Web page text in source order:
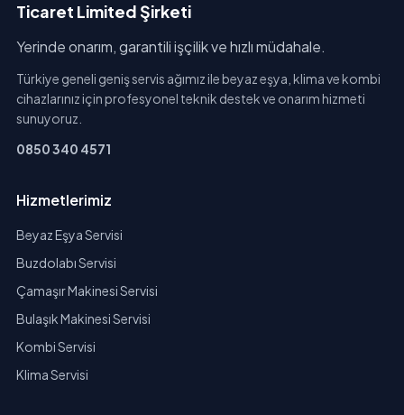
Ticaret Limited Şirketi
Yerinde onarım, garantili işçilik ve hızlı müdahale.
Türkiye geneli geniş servis ağımız ile beyaz eşya, klima ve kombi
cihazlarınız için profesyonel teknik destek ve onarım hizmeti
sunuyoruz.
0850 340 4571
Hizmetlerimiz
Beyaz Eşya Servisi
Buzdolabı Servisi
Çamaşır Makinesi Servisi
Bulaşık Makinesi Servisi
Kombi Servisi
Klima Servisi